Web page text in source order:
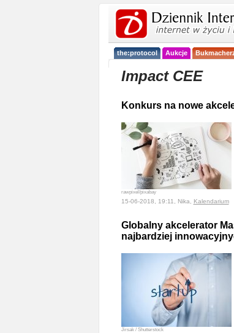
the:protocol Aukcje
Impact CEE
Konkurs na nowe
rawpixel/pixabay
15-06-2018, 19:11, Nika, Kalendarium
Globalny akcelerator
najbardziej
Jirsak / Shutterstock